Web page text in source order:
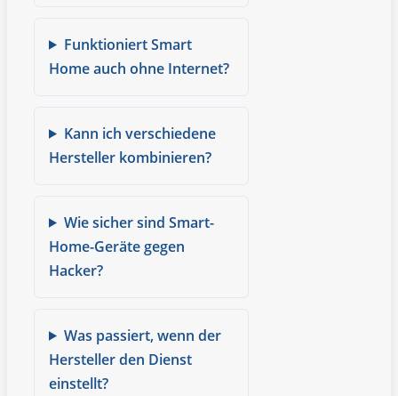
Funktioniert Smart
Home auch ohne Internet?
Kann ich verschiedene
Hersteller kombinieren?
Wie sicher sind Smart-
Home-Geräte gegen
Hacker?
Was passiert, wenn der
Hersteller den Dienst
einstellt?